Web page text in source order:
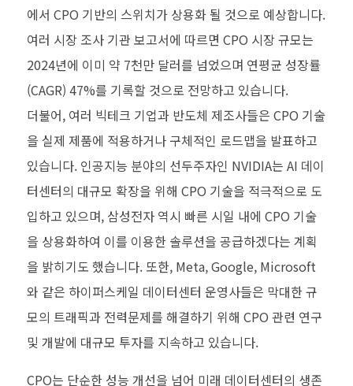
에서 CPO 기반의 스위치가 상용화 될 것으로 예상합니다.
여러 시장 조사 기관 보고서에 따르면 CPO 시장 규모는
2024년에 이미 약 7천만 달러를 넘었으며 연평균 성장률
(CAGR) 47%를 기록할 것으로 전망하고 있습니다.
더불어, 여러 빅테크 기업과 반도체 제조사들은 CPO 기술
을 실제 제품에 적용하거나 구체적인 로드맵을 발표하고
있습니다. 인공지능 분야의 선두주자인 NVIDIA는 AI 데이
터센터의 대규모 확장을 위해 CPO 기술을 적극적으로 도
입하고 있으며, 삼성전자 역시 빠른 시일 내에 CPO 기술
을 상용화하여 이를 이용한 솔루션을 공급하겠다는 계획
을 밝히기도 했습니다. 또한, Meta, Google, Microsoft
와 같은 하이퍼스케일 데이터센터 운영사들은 막대한 규
모의 트래픽과 전력문제를 해결하기 위해 CPO 관련 연구
및 개발에 대규모 투자를 지속하고 있습니다.
CPO는 단순한 성능 개선을 넘어 미래 데이터센터의 생존